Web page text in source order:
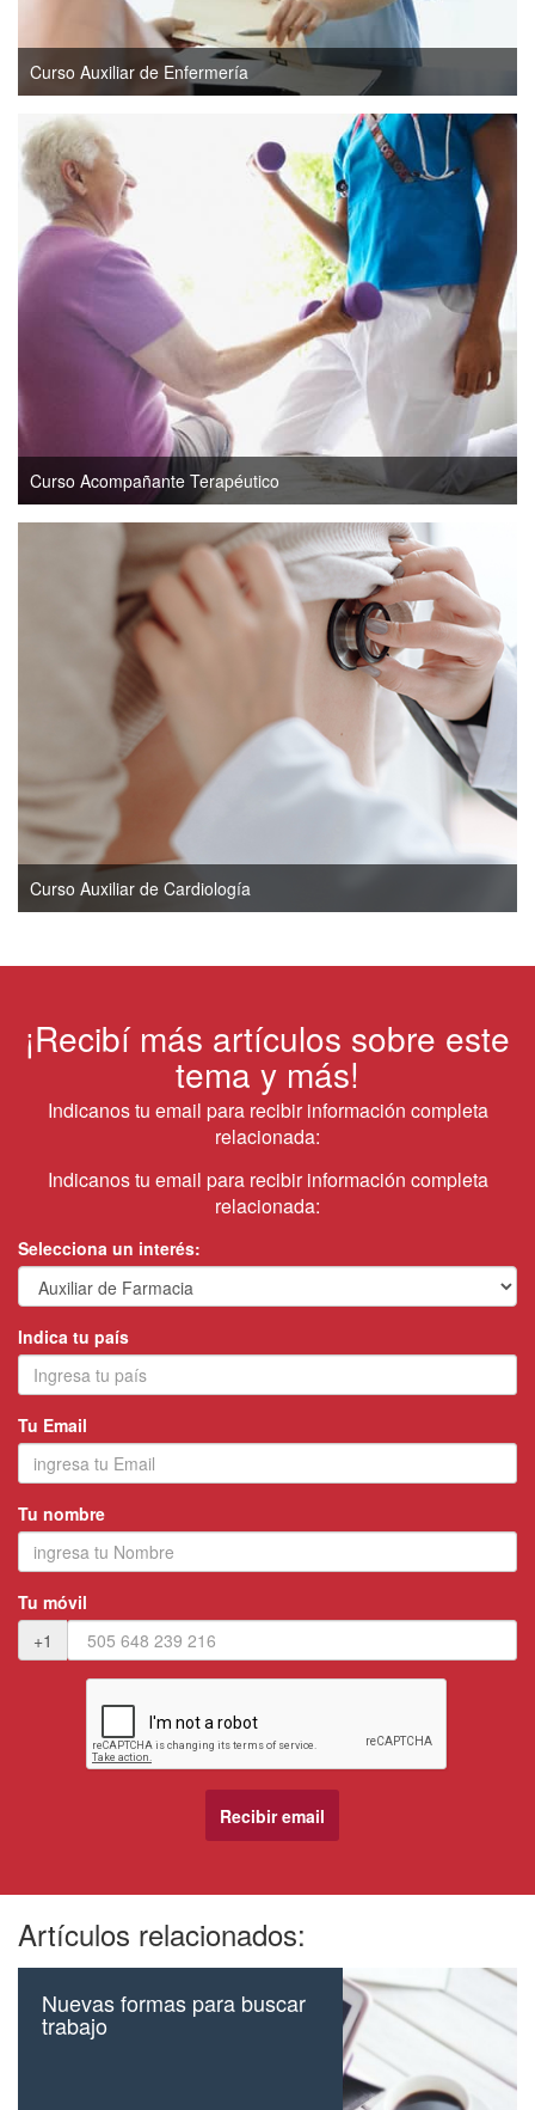
Curso Auxiliar de Enfermería
Curso Acompañante Terapéutico
Curso Auxiliar de Cardiología
¡Recibí más artículos sobre este
tema y más!
Indicanos tu email para recibir información completa
relacionada:
Indicanos tu email para recibir información completa
relacionada:
Selecciona un interés:
Indica tu país
Tu Email
Tu nombre
Tu móvil
+1
Artículos relacionados:
Nuevas formas para buscar
trabajo